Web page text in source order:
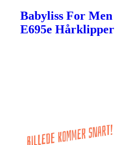
Babyliss For Men
E695e Hårklipper